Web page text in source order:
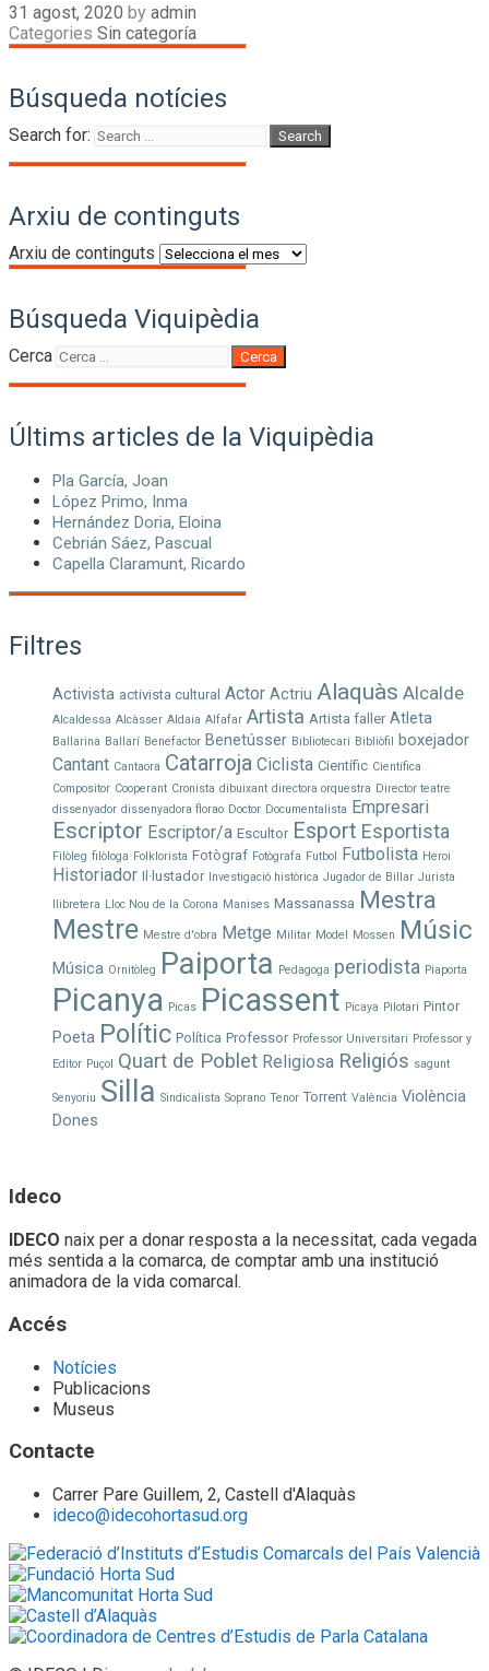
31 agost, 2020 by admin
Categories Sin categoría
Búsqueda notícies
Search for:
Arxiu de continguts
Arxiu de continguts
Búsqueda Viquipèdia
Cerca Cerca
Últims articles de la Viquipèdia
Pla García, Joan
López Primo, Inma
Hernández Doria, Eloina
Cebrián Sáez, Pascual
Capella Claramunt, Ricardo
Filtres
Activista activista cultural Actor Actriu Alaquàs Alcalde
Alcaldessa Alcàsser Aldaia Alfafar Artista Artista faller Atleta
Ballarina Ballarí Benefactor Benetússer Bibliotecari Bibliòfil boxejador
Cantant Cantaora Catarroja Ciclista Científic Científica
Compositor Cooperant Cronista dibuixant directora orquestra Director teatre
dissenyador dissenyadora florao Doctor Documentalista Empresari
Escriptor Escriptor/a Escultor Esport Esportista
Filòleg filòloga Folklorista Fotògraf Fotògrafa Futbol Futbolista Heroi
Historiador Il·lustador Investigació històrica Jugador de Billar Jurista
llibretera Lloc Nou de la Corona Manises Massanassa Mestra
Mestre Mestre d'obra Metge Militar Model Mossen Músic
Música Ornitòleg Paiporta Pedagoga periodista Piaporta
Picanya Picas Picassent Picaya Pilotari Pintor
Poeta Polític Política Professor Professor Universitari Professor y
Editor Puçol Quart de Poblet Religiosa Religiós sagunt
Senyoriu Silla Sindicalista Soprano Tenor Torrent València Violència
Dones
Ideco
IDECO naix per a donar resposta a la necessitat, cada vegada
més sentida a la comarca, de comptar amb una institució
animadora de la vida comarcal.
Accés
Notícies
Publicacions
Museus
Contacte
Carrer Pare Guillem, 2, Castell d'Alaquàs
ideco@idecohortasud.org